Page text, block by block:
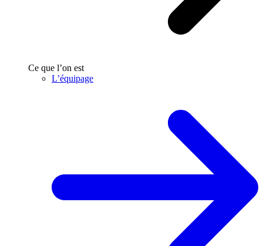
Ce que l’on est
L’équipage